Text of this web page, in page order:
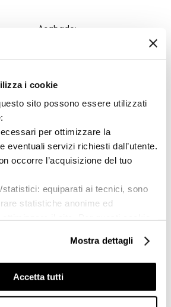
i cookie
sito possono essere utilizzati
per ottimizzare la
eventuali servizi richiesti dall’utente.
occorre l’acquisizione del tuo
equiparati ai tecnici, sono
statistiche anonime ed
marketing: sono utilizzati, solo
per esaminare le tue abitudini di
quindi avvisi pubblicitari mirati, in
Mostra dettagli
Accetta tutti
Acabado:
Aspecto de la superficie:
Destonalización:
V2
PZ